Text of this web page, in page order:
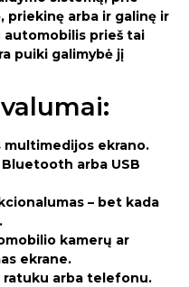
priekinę arba ir galinę ir
automobilis prieš tai
puiki galimybė jį
ekrano.
arba USB
– bet kada
kamerų ar
ekrane.
arba telefonu.